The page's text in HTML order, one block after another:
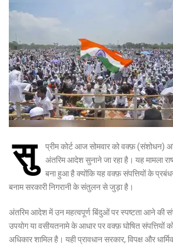
सु
प्रीम कोर्ट आज सोमवार को वक्फ़ (संशोधन)
अंतरिम आदेश सुनाने जा रहा है। यह मामला
बना हुआ है क्योंकि यह वक्फ़ संपत्तियों के
बनाम सरकारी निगरानी के संतुलन से जुड़ा है।
अंतरिम आदेश में उन महत्वपूर्ण बिंदुओं पर स्पष्टता आने की
उपयोग या वसीयतनामे के आधार पर वक्फ़ घोषित संपत्तियों
अधिकार शामिल है। यही प्रावधान सरकार, विपक्ष और